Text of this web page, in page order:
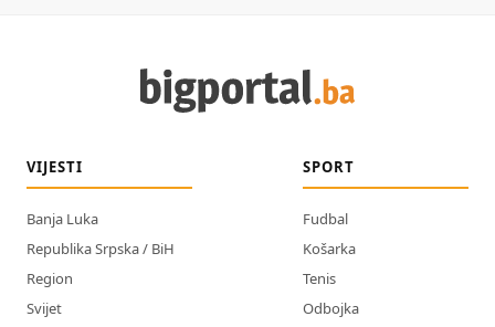
VIJESTI
Banja Luka
Republika Srpska / BiH
Region
Svijet
SPORT
Fudbal
Košarka
Tenis
Odbojka